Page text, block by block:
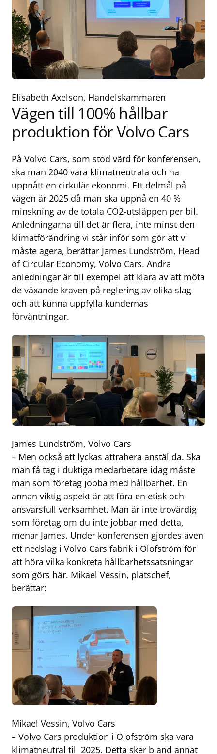
Elisabeth Axelson, Handelskammaren
Vägen till 100% hållbar
produktion för Volvo Cars
På Volvo Cars, som stod värd för konferensen,
ska man 2040 vara klimatneutrala och ha
uppnått en cirkulär ekonomi. Ett delmål på
vägen är 2025 då man ska uppnå en 40 %
minskning av de totala CO2-utsläppen per bil.
Anledningarna till det är flera, inte minst den
klimatförändring vi står inför som gör att vi
måste agera, berättar James Lundström, Head
of Circular Economy, Volvo Cars. Andra
anledningar är till exempel att klara av att möta
de växande kraven på reglering av olika slag
och att kunna uppfylla kundernas
förväntningar.
James Lundström, Volvo Cars
– Men också att lyckas attrahera anställda. Ska
man få tag i duktiga medarbetare idag måste
man som företag jobba med hållbarhet. En
annan viktig aspekt är att föra en etisk och
ansvarsfull verksamhet. Man är inte trovärdig
som företag om du inte jobbar med detta,
menar James. Under konferensen gjordes även
ett nedslag i Volvo Cars fabrik i Olofström för
att höra vilka konkreta hållbarhetssatsningar
som görs här. Mikael Vessin, platschef,
berättar:
Mikael Vessin, Volvo Cars
– Volvo Cars produktion i Olofström ska vara
klimatneutral till 2025. Detta sker bland annat